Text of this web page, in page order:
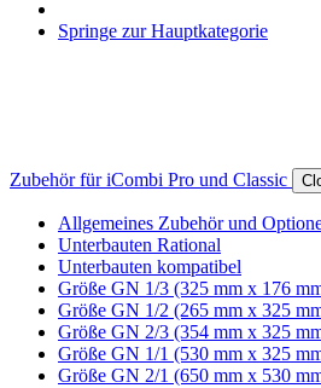
Springe zur Hauptkategorie
Zubehör für iCombi Pro und Classic
Allgemeines Zubehör und
Unterbauten Rational
Unterbauten kompatibel
Größe GN 1/3 (325 mm x 176
Größe GN 1/2 (265 mm x 325
Größe GN 2/3 (354 mm x 325
Größe GN 1/1 (530 mm x 325
Größe GN 2/1 (650 mm x 530